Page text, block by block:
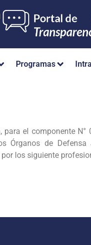
Programas
para el componente
Órganos de
los siguiente